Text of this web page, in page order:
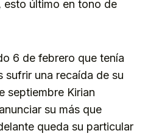
último en tono de
6 de febrero que tenía
sufrir una recaída de su
septiembre Kirian
su más que
queda su particular